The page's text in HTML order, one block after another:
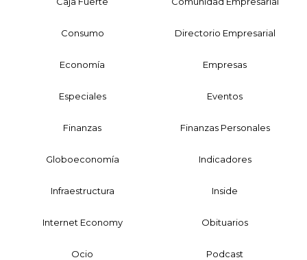
Consumo Directorio Empresarial
Economía Empresas
Especiales Eventos
Finanzas Finanzas Personales
Globoeconomía Indicadores
Infraestructura Inside
Internet Economy Obituarios
Ocio Podcast